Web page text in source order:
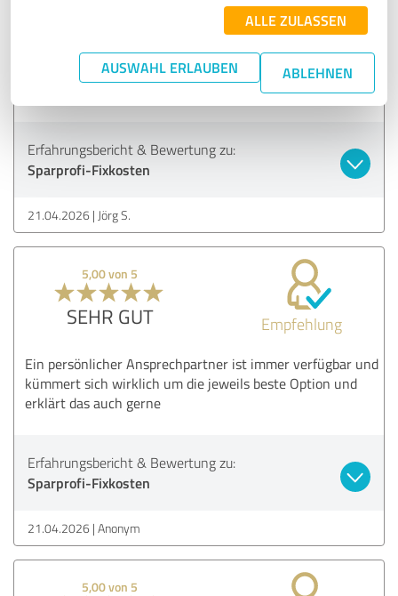
ALLE ZULASSEN
AUSWAHL ERLAUBEN ABLEHNEN
Alles funktioniert immer sehr lösungsorientiert und
schnell. Der GF ist fast immer erreichbar oder meldet sich
rasch zurück. Insgesamt eine solide und zuverlässige
Partnerschaft!
Danke Franz und weiter so!
Erfahrungsbericht & Bewertung zu:
Sparprofi-Fixkosten
21.04.2026 Jörg S.
5,00 von 5
SEHR GUT Empfehlung
Ein persönlicher Ansprechpartner ist immer verfügbar und
kümmert sich wirklich um die jeweils beste Option und
erklärt das auch gerne
Erfahrungsbericht & Bewertung zu:
Sparprofi-Fixkosten
21.04.2026 Anonym
5,00 von 5